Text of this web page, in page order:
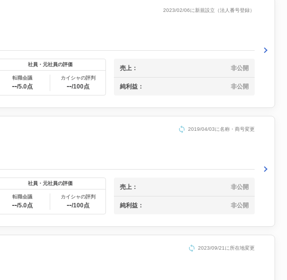
2023/02/06に新規設立（法人番号登録）
社員・元社員の評価
転職会議
--/5.0点
カイシャの評判
--/100点
売上： 非公開
純利益： 非公開
2019/04/03に名称・商号変更
社員・元社員の評価
転職会議
--/5.0点
カイシャの評判
--/100点
売上： 非公開
純利益： 非公開
2023/09/21に所在地変更